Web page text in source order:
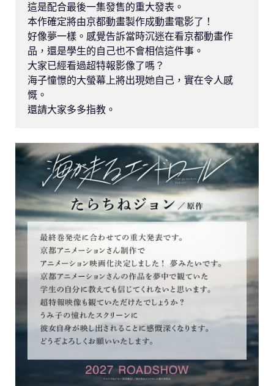
這是配合最後一集發售的重大發表。
本作確定將由京都動畫製作成動畫電影了！
好像夢一樣。感覺告訴當時沉迷在看京都動畫作
品，還是學生的自己也不會相信這件事。
大家已經看過超特報影像了嗎？
海子憧憬的大螢幕上將出現她自己，實在令人感
慨。
還請大家多多指教。